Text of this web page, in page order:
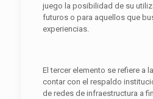
juego la posibilidad de su
futuros o para aquellos que
experiencias.
El tercer elemento se refiere a
contar con el respaldo
de redes de infraestructura a